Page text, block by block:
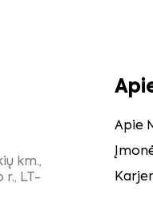
km.,
r., LT-
Apie